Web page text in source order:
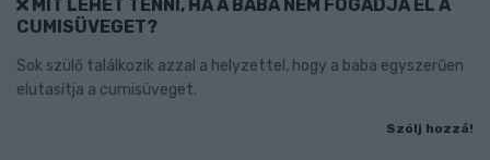
MIT LEHET TENNI, HA A BABA NEM FOGADJA EL A
CUMISÜVEGET?
Sok szülő találkozik azzal a helyzettel, hogy a baba egyszerűen
elutasítja a cumisüveget.
Szólj hozzá!